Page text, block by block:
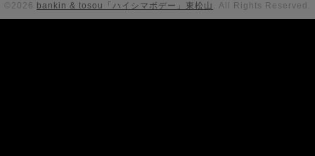
©2026 bankin & tosou「ハイシマボデー」東松山 . All Rights Reserved.